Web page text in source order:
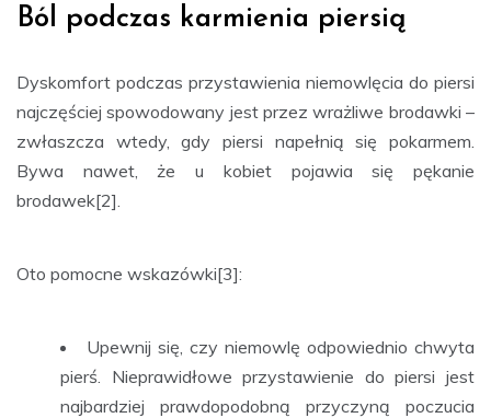
Ból podczas karmienia piersią
Dyskomfort podczas przystawienia niemowlęcia do piersi
najczęściej spowodowany jest przez wrażliwe brodawki –
zwłaszcza wtedy, gdy piersi napełnią się pokarmem.
Bywa nawet, że u kobiet pojawia się pękanie
brodawek[2].
Oto pomocne wskazówki[3]:
Upewnij się, czy niemowlę odpowiednio chwyta
pierś. Nieprawidłowe przystawienie do piersi jest
najbardziej prawdopodobną przyczyną poczucia